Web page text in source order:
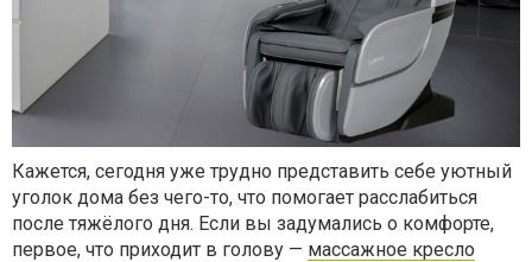
Кажется, сегодня уже трудно представить себе уютный
уголок дома без чего-то, что помогает расслабиться
после тяжёлого дня. Если вы задумались о комфорте,
первое, что приходит в голову — массажное кресло